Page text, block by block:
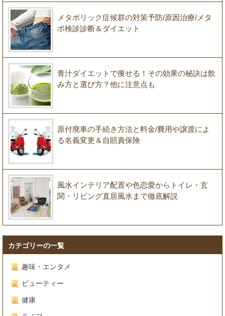
メタボリック症候群の対策予防/原因治療/メタ
ボ検診診断＆ダイエット
青汁ダイエットで痩せる！その効果の秘訣は飲
み方と選び方？他に注意点も
原付廃車の手続き方法と料金/費用や譲渡によ
る名義変更＆自賠責保険
風水インテリア配置や色恋愛からトイレ・玄
関・リビング直居風水まで徹底解説
カテゴリーの一覧
趣味・エンタメ
ビューティー
健康